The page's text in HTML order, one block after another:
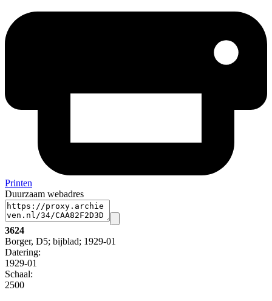
Printen
Duurzaam webadres
3624
Borger, D5; bijblad; 1929-01
Datering:
1929-01
Schaal:
2500